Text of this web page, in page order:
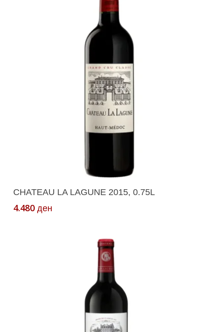
Додади Во Кошничка
CHATEAU LA LAGUNE 2015, 0.75L
4.480 ден